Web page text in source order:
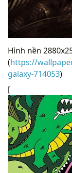
Hình nền
(https://
galaxy-714053)
[